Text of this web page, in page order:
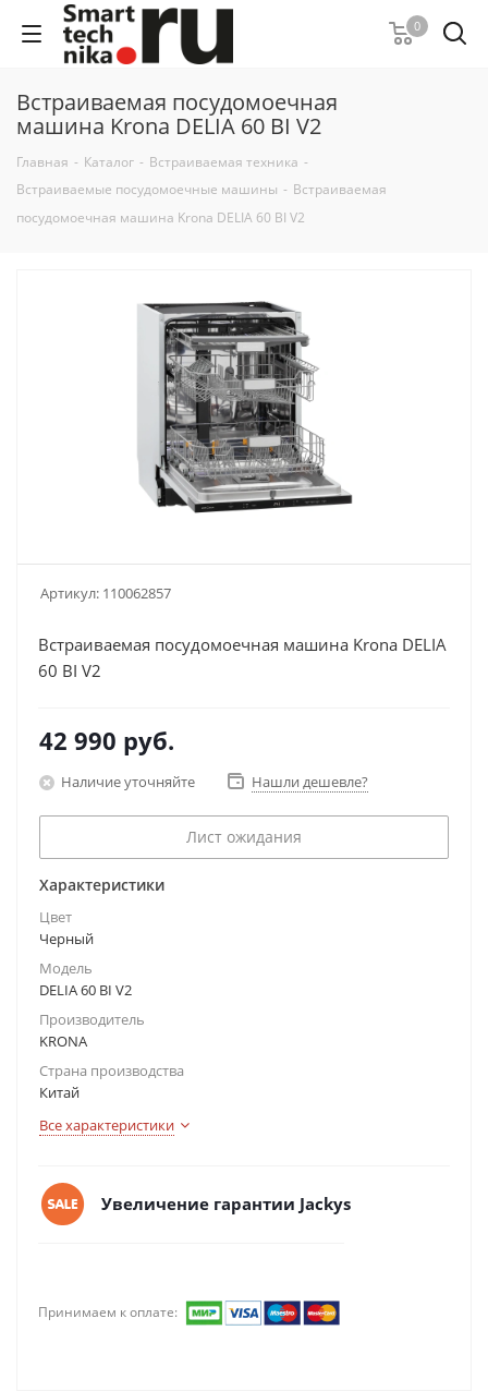
0
Встраиваемая посудомоечная
машина Krona DELIA 60 BI V2
Главная - Каталог - Встраиваемая техника -
Встраиваемые посудомоечные машины - Встраиваемая
посудомоечная машина Krona DELIA 60 BI V2
Артикул: 110062857
Встраиваемая посудомоечная машина Krona DELIA
60 BI V2
42 990 руб.
Наличие уточняйте Нашли дешевле?
Лист ожидания
Характеристики
Цвет
Черный
Модель
DELIA 60 BI V2
Производитель
KRONA
Страна производства
Китай
Все характеристики
Увеличение гарантии Jackys
Принимаем к оплате: